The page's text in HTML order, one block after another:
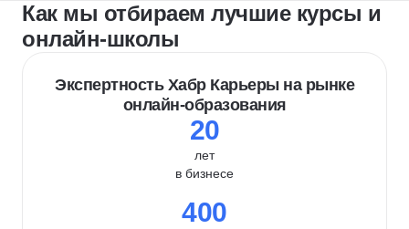
Как мы отбираем лучшие курсы и
онлайн-школы
Экспертность Хабр Карьеры на рынке
онлайн-образования
20
лет
в бизнесе
400